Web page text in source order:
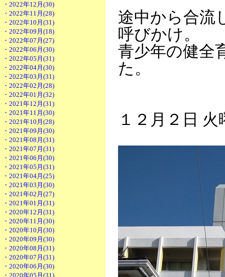
・2022年12月(30)
・2022年11月(28)
・2022年10月(31)
・2022年09月(18)
・2022年07月(27)
・2022年06月(30)
・2022年05月(31)
・2022年04月(30)
・2022年03月(31)
・2022年02月(28)
・2022年01月(32)
・2021年12月(31)
・2021年11月(30)
・2021年10月(28)
・2021年09月(30)
・2021年08月(31)
・2021年07月(31)
・2021年06月(30)
・2021年05月(31)
・2021年04月(25)
・2021年03月(30)
・2021年02月(27)
・2021年01月(31)
・2020年12月(31)
・2020年11月(30)
・2020年10月(30)
・2020年09月(30)
・2020年08月(31)
・2020年07月(31)
・2020年06月(30)
・2020年05月(31)
途中から合流
呼びかけ。
青少年の健全
た。
１２月２日 火